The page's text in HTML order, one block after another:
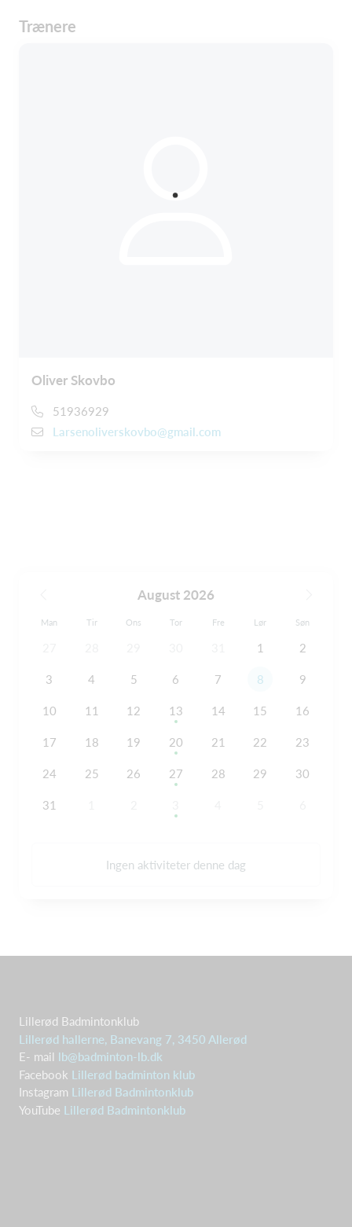
Trænere
Oliver Skovbo
51936929
Larsenoliverskovbo@gmail.com
August 2026
Man Tir Ons Tor Fre Lør Søn
1 2
3 4 5 6 7 8 9
10 11 12 13 14 15 16
17 18 19 20 21 22 23
24 25 26 27 28 29 30
31
Ingen aktiviteter denne dag
Lillerød Badmintonklub
Lillerød hallerne, Banevang 7, 3450 Allerød
E- mail lb@badminton-lb.dk
Facebook Lillerød badminton klub
Instagram Lillerød Badmintonklub
YouTube Lillerød Badmintonklub